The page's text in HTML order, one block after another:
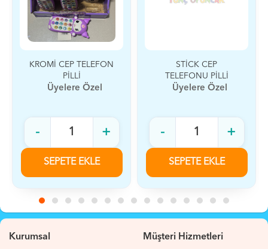
KROMİ CEP TELEFON
PİLLİ
Üyelere Özel
- +
SEPETE EKLE
STİCK CEP
TELEFONU PİLLİ
Üyelere Özel
- +
SEPETE EKLE
Kurumsal Müşteri Hizmetleri